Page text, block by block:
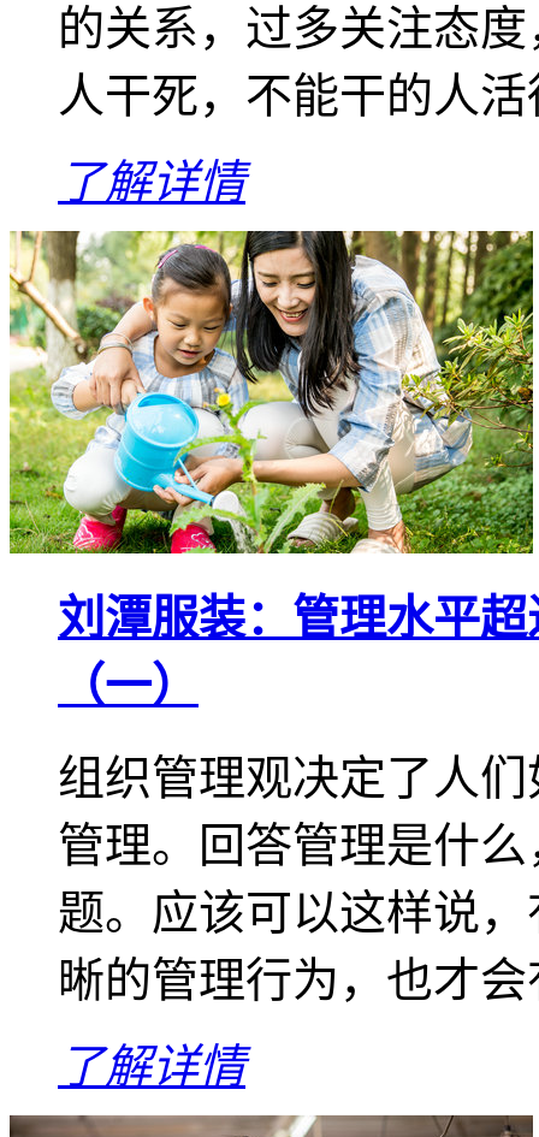
的关系，过多关注态
人干死，不能干的人
了解详情
刘潭服装：管理水平
（一）
组织管理观决定了人
管理。回答管理是什
题。应该可以这样说
晰的管理行为，也才
了解详情